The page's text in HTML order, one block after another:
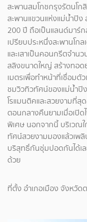
สะพานสมโภชกรุงรัตนโ
สะพานแขวนแห่งแม่น้ำปิ
200 ปี ถือเป็นแลนด์มาร์
เปรียบประหนึ่งสะพานโก
และเสาเป็นคอนกรีตจำน
สลิงขนาดใหญ่ สร้างทอด
เมตรเพื่อทำหน้าที่เชื่อมตั
ชมวิวทิวทัศน์ของแม่น้ำปิ
โรแมนติคและสวยงามที่สุ
ตอนกลางคืนยามเมื่อเปิ
พิเศษ นอกจากนี้ บริเวณ
ทัศน์สวยงามมองแล้วเพลิ
บริสุทธิ์กันชุ่มปอดกันได้เ
ด้วย
ที่ตั้ง อำเภอเมือง จังหวัด